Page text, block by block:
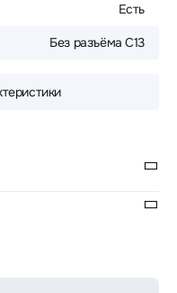
Есть
Без разъёма C13